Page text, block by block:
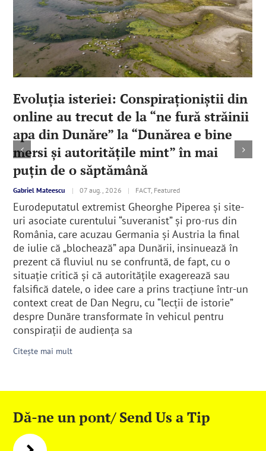
Evoluția isteriei: Conspiraționiștii din
online au trecut de la “ne fură străinii
apa din Dunăre” la “Dunărea e bine
mersi și autoritățile mint” în mai
puțin de o săptămână
Gabriel Mateescu | 07 aug., 2026 | FACT, Featured
Eurodeputatul extremist Gheorghe Piperea și site-
uri asociate curentului “suveranist” și pro-rus din
România, care acuzau Germania și Austria la final
de iulie că „blochează” apa Dunării, insinuează în
prezent că fluviul nu se confruntă, de fapt, cu o
situație critică și că autoritățile exagerează sau
falsifică datele, o idee care a prins tracțiune într-un
context creat de Dan Negru, cu “lecții de istorie”
despre Dunăre transformate în vehicul pentru
conspirații de audiența sa
Citește mai mult
Dă-ne un pont/ Send Us a Tip